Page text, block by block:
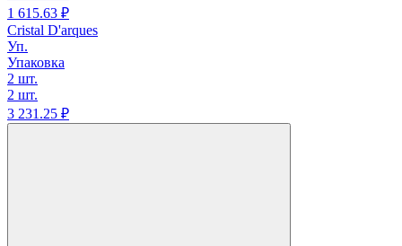
1 615.63 ₽
Cristal D'arques
Уп.
Упаковка
2 шт.
2 шт.
3 231.25 ₽